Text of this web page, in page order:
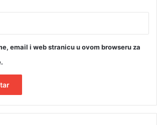
email i web stranicu u ovom browseru za